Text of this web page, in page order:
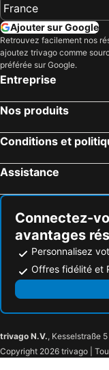
Ajouter sur Google
Retrouvez facilement nos
ajoutez trivago comme
préférée sur Google.
Entreprise
Nos produits
Conditions et
Assistance
Connectez-
avantages
Personnalisez
Offres fidélité et
trivago N.V., Kesselstraße
Copyright 2026 trivago |